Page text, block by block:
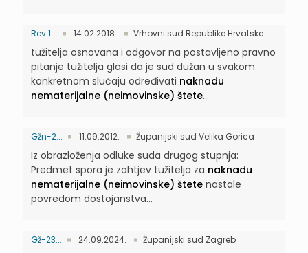
Rev 1... 14.02.2018. Vrhovni sud Republike Hrvatske
tužitelja osnovana i odgovor na postavljeno pravno
pitanje tužitelja glasi da je sud dužan u svakom
konkretnom slučaju određivati naknadu
nematerijalne (neimovinske) štete...
Gžn-2... 11.09.2012. Županijski sud Velika Gorica
Iz obrazloženja odluke suda drugog stupnja:
Predmet spora je zahtjev tužitelja za naknadu
nematerijalne (neimovinske) štete nastale
povredom dostojanstva...
Gž-23... 24.09.2024. Županijski sud Zagreb